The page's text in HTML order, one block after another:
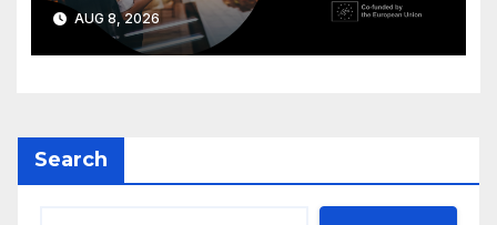
AUG 8, 2026
Search